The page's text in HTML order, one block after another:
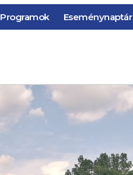
Programok Eseménynaptár